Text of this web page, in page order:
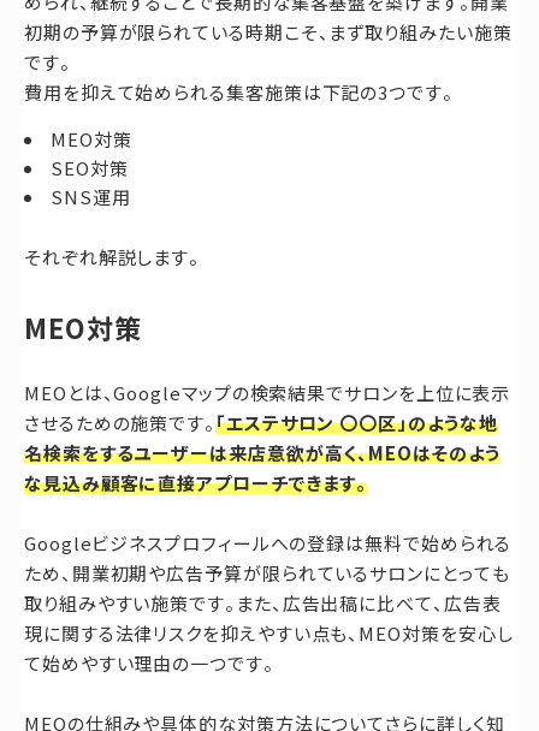
初期の予算が限られている時期こそ、まず取り組みたい施策
です。
費用を抑えて始められる集客施策は下記の3つです。
MEO対策
SEO対策
SNS運用
それぞれ解説します。
MEO対策
MEOとは、Googleマップの検索結果でサロンを上位に表示
させるための施策です。「エステサロン 〇〇区」のような地
名検索をするユーザーは来店意欲が高く、MEOはそのよう
な見込み顧客に直接アプローチできます。
Googleビジネスプロフィールへの登録は無料で始められる
ため、開業初期や広告予算が限られているサロンにとっても
取り組みやすい施策です。また、広告出稿に比べて、広告表
現に関する法律リスクを抑えやすい点も、MEO対策を安心し
て始めやすい理由の一つです。
MEOの仕組みや具体的な対策方法についてさらに詳しく知